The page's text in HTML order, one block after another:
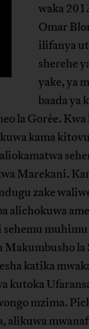
waka
Omar
ilifanya
sherehe
yake, ya
baada ya
la Gorée.
kama
Marekani.
zake
alichokuwa
sehemu
Makumbusho la
katika
kutoka
mzima.
alikuwa